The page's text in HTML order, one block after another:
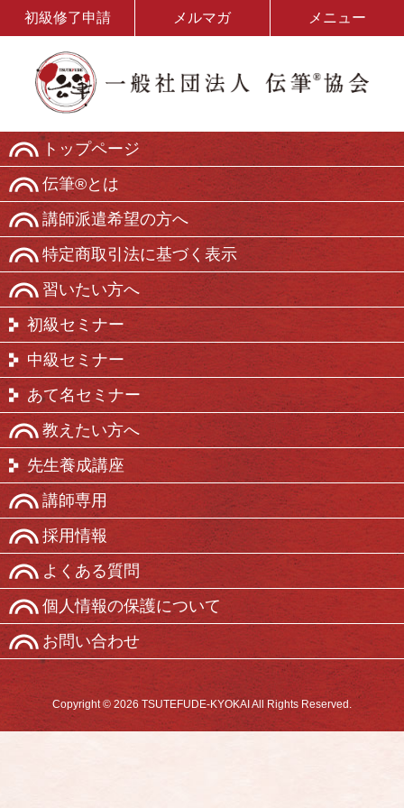
初級修了申請 メルマガ メニュー
トップページ
伝筆®とは
講師派遣希望の方へ
特定商取引法に基づく表示
習いたい方へ
初級セミナー
中級セミナー
あて名セミナー
教えたい方へ
先生養成講座
講師専用
採用情報
よくある質問
個人情報の保護について
お問い合わせ
Copyright © 2026 TSUTEFUDE-KYOKAI All Rights Reserved.